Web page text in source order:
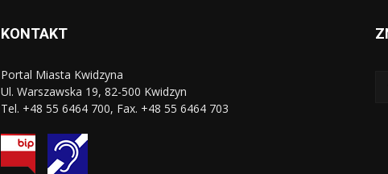
KONTAKT
Portal Miasta Kwidzyna
Ul. Warszawska 19, 82-500 Kwidzyn
Tel. +48 55 6464 700, Fax. +48 55 6464 703